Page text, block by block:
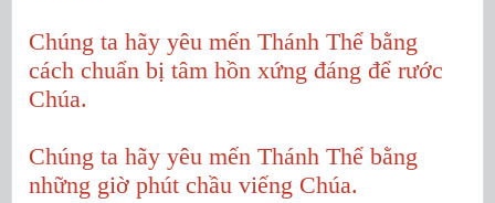
Chúng ta hãy yêu mến Thánh Thể bằng
cách chuẩn bị tâm hồn xứng đáng để rước
Chúa.
Chúng ta hãy yêu mến Thánh Thể bằng
những giờ phút chầu viếng Chúa.